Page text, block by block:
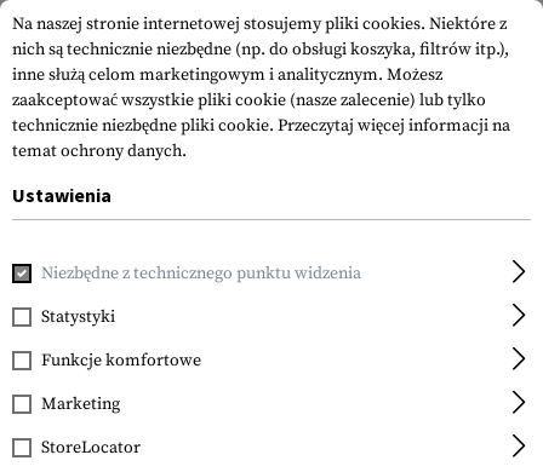
SPRZEDAŻ
Na naszej stronie internetowej stosujemy pliki cookies. Niektóre z
nich są technicznie niezbędne (np. do obsługi koszyka, filtrów itp.),
inne służą celom marketingowym i analitycznym. Możesz
zaakceptować wszystkie pliki cookie (nasze zalecenie) lub tylko
technicznie niezbędne pliki cookie. Przeczytaj więcej informacji na
temat ochrony danych.
Ustawienia
Niezbędne z technicznego punktu widzenia
Statystyki
Funkcje komfortowe
Marketing
StoreLocator